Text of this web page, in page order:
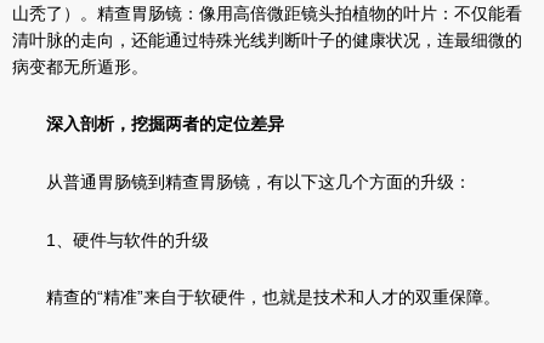
山秃了）。精查胃肠镜：像用高倍微距镜头拍植物的叶片：不仅能看
清叶脉的走向，还能通过特殊光线判断叶子的健康状况，连最细微的
病变都无所遁形。
深入剖析，挖掘两者的定位差异
从普通胃肠镜到精查胃肠镜，有以下这几个方面的升级：
1、硬件与软件的升级
精查的“精准”来自于软硬件，也就是技术和人才的双重保障。